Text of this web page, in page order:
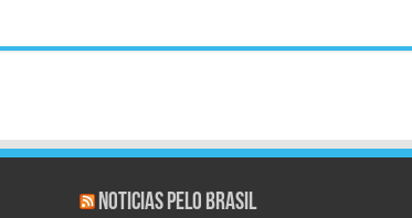
Noticias pelo Brasil